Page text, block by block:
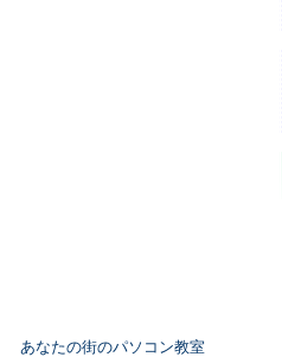
あなたの街のパソコン教室